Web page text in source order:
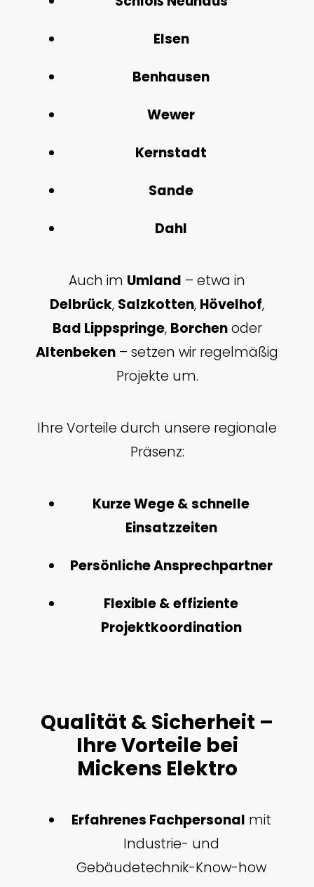
Elsen
Benhausen
Wewer
Kernstadt
Sande
Dahl
Auch im Umland – etwa in
Delbrück, Salzkotten, Hövelhof,
Bad Lippspringe, Borchenoder
Altenbeken – setzen wir regelmäßig
Projekte um.
Ihre Vorteile durch unsere regionale
Präsenz:
Kurze Wege & schnelle
Einsatzzeiten
Persönliche Ansprechpartner
Flexible & effiziente
Projektkoordination
Qualität & Sicherheit –
Ihre Vorteile bei
Mickens Elektro
Erfahrenes Fachpersonal mit
Industrie- und
Gebäudetechnik-Know-how